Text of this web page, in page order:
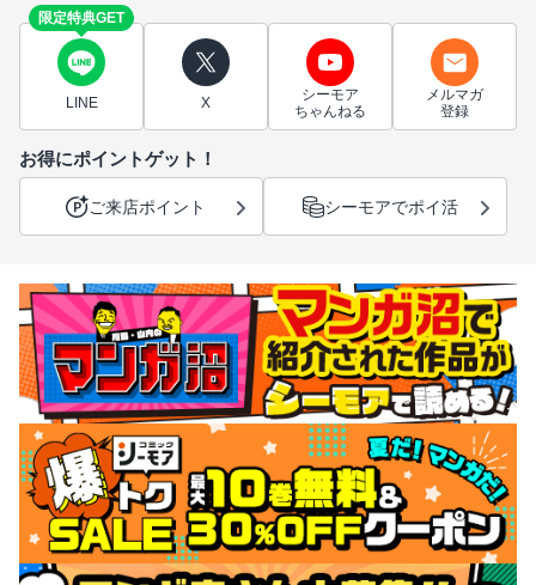
限定特典GET
LINE X
シーモア
ちゃんねる
メルマガ
登録
お得にポイントゲット！
ご来店ポイント シーモアでポイ活